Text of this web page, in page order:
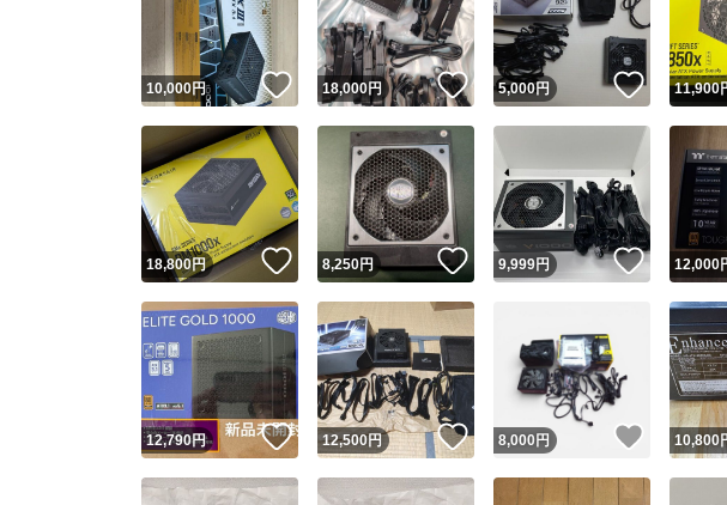
他フリマ実績◯+ このユ
スピード&安心発送
※このバッジは実績に基づく表示であ
スピード＆安心発送
このユ
ます
このユ
安心発送 このユ
10,000円 いいね！
18,000円 いいね！
5,000円 いいね！
11,900
18,800円 いいね！
8,250円 いいね！
9,999円 いいね！
12,000
12,790円 いいね！
12,500円 いいね！
8,000 円 いいね！
10,800